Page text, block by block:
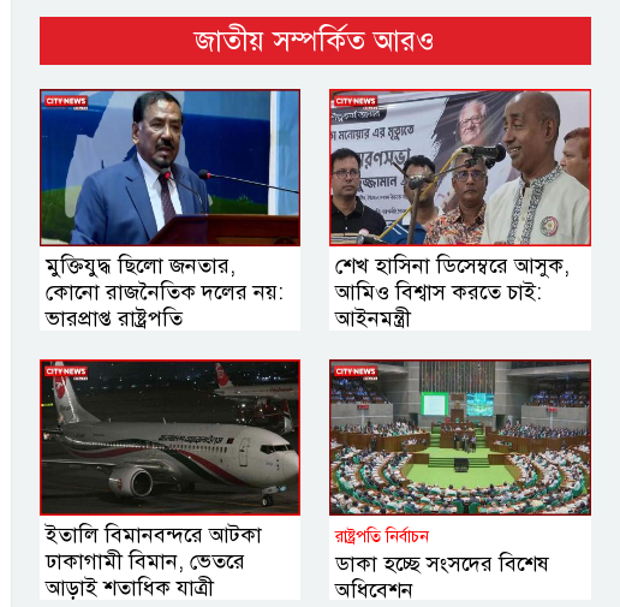
জাতীয় সম্পর্কিত আরও
মুক্তিযুদ্ধ ছিলো জনতার,
কোনো রাজনৈতিক দলের নয়:
ভারপ্রাপ্ত রাষ্ট্রপতি
শেখ হাসিনা ডিসেম্বরে আসুক,
আমিও বিশ্বাস করতে চাই:
আইনমন্ত্রী
ইতালি বিমানবন্দরে আটকা
ঢাকাগামী বিমান, ভেতরে
আড়াই শতাধিক যাত্রী
রাষ্ট্রপতি নির্বাচন
ডাকা হচ্ছে সংসদের বিশেষ
অধিবেশন